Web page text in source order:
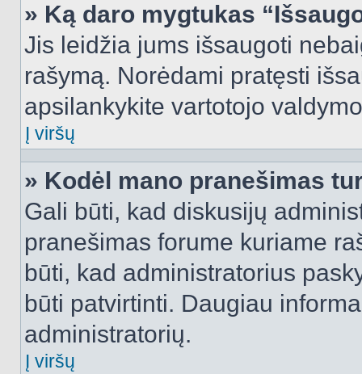
» Ką daro mygtukas
Jis leidžia jums išsaugoti
rašymą. Norėdami pratęsti
apsilankykite vartotojo
Į viršų
» Kodėl mano pranešimas
Gali būti, kad diskusijų
pranešimas forume kuriame
būti, kad administratorius
būti patvirtinti. Daugiau
administratorių.
Į viršų